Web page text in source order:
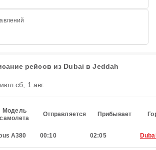
рейсов из Dubai в Jeddah
июл.сб, 1 авг.
Модель
самолета
Отправляется Прибывает
A380 00:10 02:05